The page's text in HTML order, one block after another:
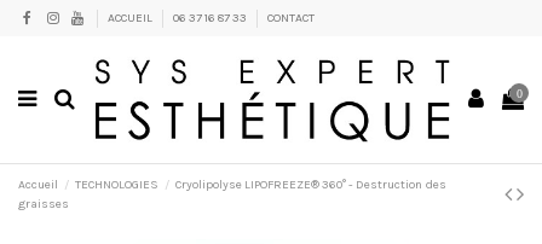
ACCUEIL 06 37 16 87 33 CONTACT
0
Accueil TECHNOLOGIES
Cryolipolyse LIPOFREEZE® 360° - Destruction des
graisses